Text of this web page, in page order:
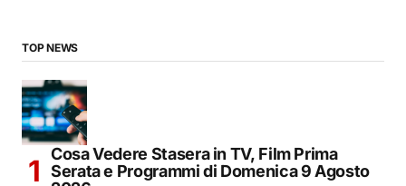
TOP NEWS
Cosa Vedere Stasera in TV, Film Prima
Serata e Programmi di Domenica 9 Agosto